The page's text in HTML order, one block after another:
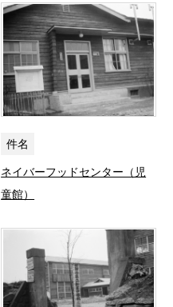
件名
ネイバーフッドセンター（児
童館）